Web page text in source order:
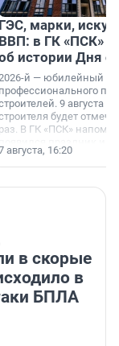
ГЭС, марки,
ВВП: в ГК «ПСК»
истории Дня
й — юбилейный
профессионального
9 августа
будет
раз. В ГК «ПСК»
поменялась роль
августа, 16:20
в скорые
в
БПЛА